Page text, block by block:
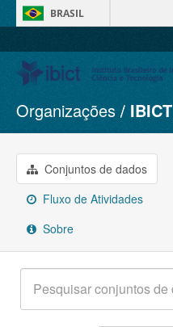
BRASIL
Conjuntos de dados
Organizações
Grupos
Sobre
Organizações IBICT
Conjuntos de dados
Fluxo de Atividades
Sobre